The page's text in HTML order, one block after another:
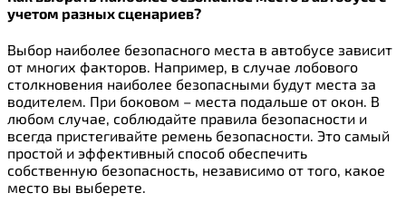
учетом разных сценариев?
Выбор наиболее безопасного места в автобусе зависит
от многих факторов. Например, в случае лобового
столкновения наиболее безопасными будут места за
водителем. При боковом – места подальше от окон. В
любом случае, соблюдайте правила безопасности и
всегда пристегивайте ремень безопасности. Это самый
простой и эффективный способ обеспечить
собственную безопасность, независимо от того, какое
место вы выберете.